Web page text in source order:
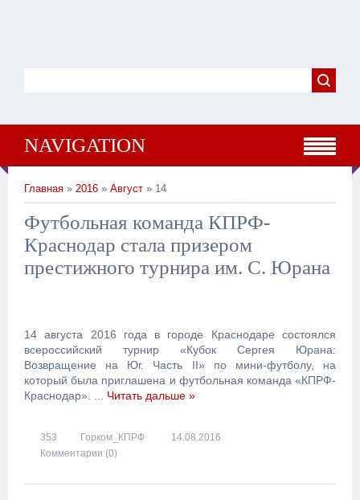
NAVIGATION
Главная » 2016 » Август » 14
Футбольная команда КПРФ-
Краснодар стала призером
престижного турнира им. С. Юрана
14 августа 2016 года в городе Краснодаре состоялся
всероссийский турнир «Кубок Сергея Юрана:
Возвращение на Юг. Часть II» по мини-футболу, на
который была приглашена и футбольная команда «КПРФ-
Краснодар».
Читать дальше »
353 Горком_КПРФ
14.08.2016
Комментарии (0)